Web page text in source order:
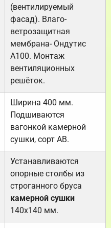
(вентилируемый
фасад). Влаго-
ветрозащитная
мембрана- Ондутис
А100. Монтаж
вентиляционных
решёток.
Ширина 400 мм.
Подшиваются
вагонкой камерной
сушки, сорт АВ.
Устанавливаются
опорные столбы из
строганного бруса
камерной сушки
140х140 мм.